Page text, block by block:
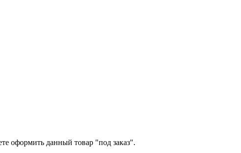
оформить данный товар "под заказ".